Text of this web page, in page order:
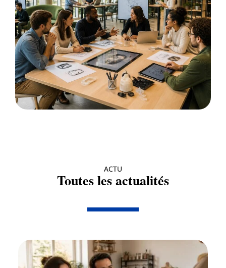
ACTU
Toutes les actualités